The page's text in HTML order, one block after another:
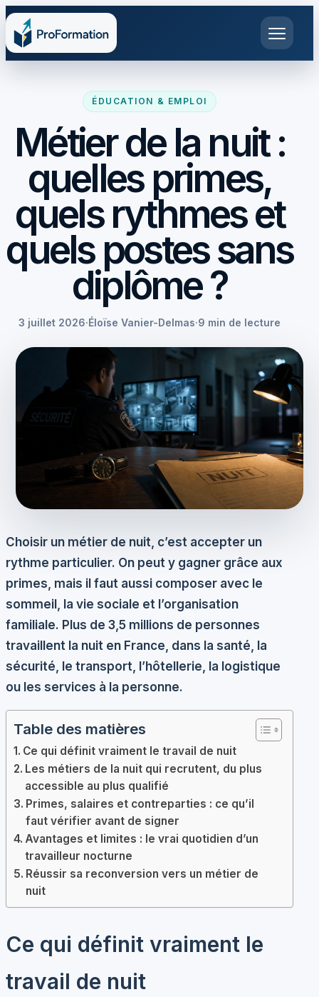
ÉDUCATION & EMPLOI
Métier de la nuit :
quelles primes,
quels rythmes et
quels postes sans
diplôme ?
3 juillet 2026·Éloïse Vanier-Delmas·9 min de lecture
Choisir un métier de nuit, c’est accepter un
rythme particulier. On peut y gagner grâce aux
primes, mais il faut aussi composer avec le
sommeil, la vie sociale et l’organisation
familiale. Plus de 3,5 millions de personnes
travaillent la nuit en France, dans la santé, la
sécurité, le transport, l’hôtellerie, la logistique
ou les services à la personne.
Table des matières
Ce qui définit vraiment le travail de nuit
Les métiers de la nuit qui recrutent, du plus
accessible au plus qualifié
Primes, salaires et contreparties : ce qu’il
faut vérifier avant de signer
Avantages et limites : le vrai quotidien d’un
travailleur nocturne
Réussir sa reconversion vers un métier de
nuit
Ce qui définit vraiment le
travail de nuit